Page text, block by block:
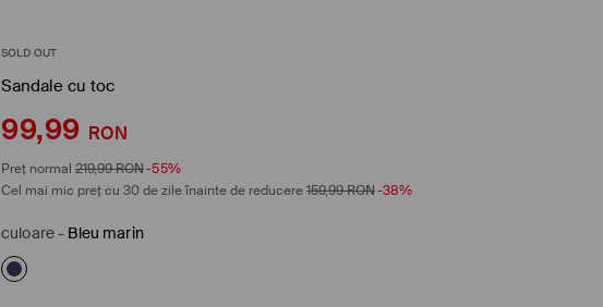
SOLD OUT
Sandale cu toc
99,99 RON
Preț normal 219,99RON-55%
Cel mai mic preț cu 30 de zile înainte de reducere159,99RON-38%
culoare- Bleu marin